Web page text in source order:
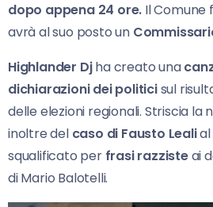
dopo appena 24 ore. Il Comune
avrà al suo posto un
Highlander Djha creato una
dichiarazioni dei politicisul
delle elezioni regionali. Striscia la
inoltre delcaso di Fausto Lealial
squalificato per frasi razzisteai
di Mario Balotelli.